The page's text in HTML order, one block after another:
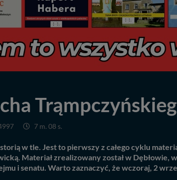
7 m. 08 s.
w tle. Jest to pierwszy z całego cyklu
Materiał zrealizowany został w
i senatu. Warto zaznaczyć, że wczoraj, 2